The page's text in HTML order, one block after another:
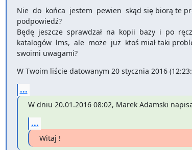
Nie  do  końca  jestem  pewien  skąd się biorą te
podpowiedź?
Będę  jeszcze  sprawdzał  na  kopii  bazy  i  po
katalogów  lms,  ale  może  już  ktoś miał taki
swoimi uwagami?
W Twoim liście datowanym 20 stycznia 2016
...
W dniu 20.01.2016 08:02, Marek Adamski
...
Witaj !